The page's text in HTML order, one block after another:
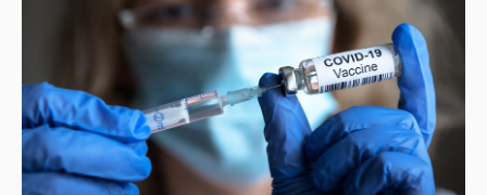
2000만달러입니다. 팬데믹 이후에도 디즈니 서비스에 대한 수요가 지속되자
월트 디즈니 측은 디즈니+ 스트리밍 서비스 구독료를 7.99달러에서
10.99달러로 인상한 것에 이어 이번에는 디즈니랜드 테마파크까지 가격을
올렸습니다.밥 채팩 디즈니 CEO는 “우리는 수요를 읽는다. 모두 소비자에게
달렸다. 소비자 수요가 계속되면 우리는 그에 따라 조치를 취할 것이다”라며
디즈니 테마파크 이용권 가격을 인상할 것을 예고한 바 있습니다.한편, 디즈니
팬들은 패스 가격 인상뿐만 아니라 지니 플러스(놀이기구 예약하)와 같은
서비스도 유료가 돼 실망하고 있습니다. 그렇다고 돈이 있다고 또 모두 입장할
수 있는 것도 아닙니다. 코로나 팬데믹 기점으로 대부분의 테마파크는 인원을